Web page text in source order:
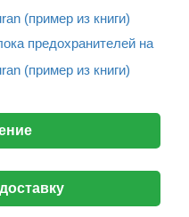
(пример из книги)
предохранителей на
(пример из книги)